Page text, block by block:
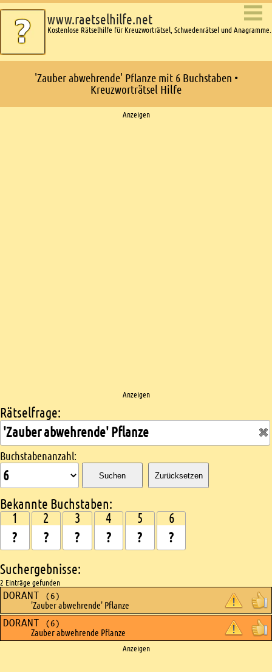
www.raetselhilfe.net
Kostenlose Rätselhilfe für Kreuzworträtsel, Schwedenrätsel und Anagramme.
'Zauber abwehrende' Pflanze mit 6 Buchstaben •
Kreuzworträtsel Hilfe
Anzeigen
Anzeigen
Kreuzworträtsel suchen
Rätselfrage:
Buchstabenanzahl:
Suchen Zurücksetzen
Bekannte Buchstaben:
1 2 3 4 5 6
Suchergebnisse:
2 Einträge gefunden
DORANT (6)
'Zauber abwehrende' Pflanze
DORANT
(6)
Zauber abwehrende Pflanze
Anzeigen